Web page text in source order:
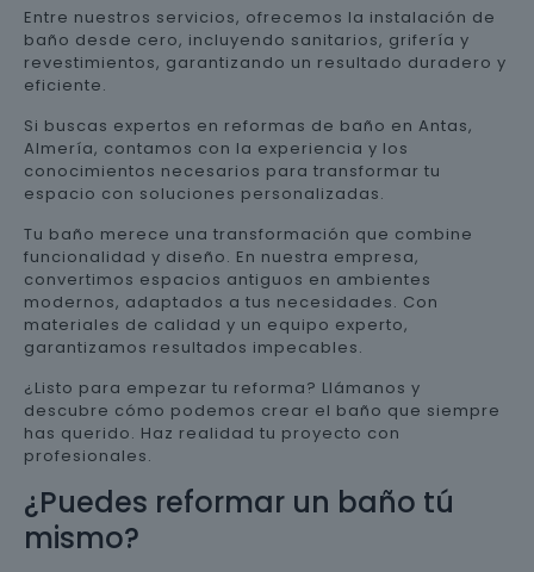
Entre nuestros servicios, ofrecemos la instalación de
baño desde cero, incluyendo sanitarios, grifería y
revestimientos, garantizando un resultado duradero y
eficiente.
Si buscas expertos en reformas de baño en Antas,
Almería, contamos con la experiencia y los
conocimientos necesarios para transformar tu
espacio con soluciones personalizadas.
Tu baño merece una transformación que combine
funcionalidad y diseño. En nuestra empresa,
convertimos espacios antiguos en ambientes
modernos, adaptados a tus necesidades. Con
materiales de calidad y un equipo experto,
garantizamos resultados impecables.
¿Listo para empezar tu reforma? Llámanos y
descubre cómo podemos crear el baño que siempre
has querido. Haz realidad tu proyecto con
profesionales.
¿Puedes reformar un baño tú
mismo?